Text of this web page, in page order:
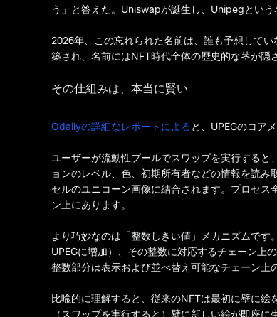
う」と答えた。Uniswapが誕生し、Unipegという
2026年、この忘れられた名前は、誰も予想して
築され、名前にはNFT時代全体の歴史的な茎が隠
その仕組みは、本当に賢い
Odailyの詳細なレポートによると、UPEGのコア
ユーザーが流動性プールでスワップを実行する
ョンのレベル、色、初期所有者などの情報を読
セルのユニコーン画像に結合されます。プロセ
ン上にあります。
より巧妙なのは「整数しきい値」メカニズムで
UPEGに増加）、その整数に対応するチェーン上
整数部分は表示および並べ替え可能なチェーン上
比喩的に理解すると、従来のNFTは最初に壁に
（スワップを実行すると）壁に新しい絵が即座